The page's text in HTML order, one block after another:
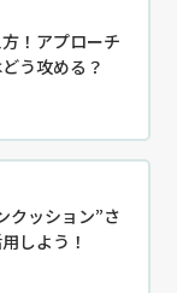
！アプローチ
う攻める？
クッション”さ
しよう！